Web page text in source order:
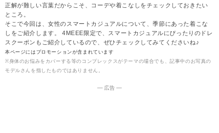
正解が難しい言葉だからこそ、コーデや着こなしをチェックしておきたい
ところ。
そこで今回は、女性のスマートカジュアルについて、季節にあった着こな
しをご紹介します。 4MEEE限定で、スマートカジュアルにぴったりのドレ
スクーポンもご紹介しているので、ぜひチェックしてみてくださいね♪
本ページにはプロモーションが含まれています
※身体のお悩みをカバーする等のコンプレックスがテーマの場合でも、記事中のお写真の
モデルさんを指したものではありません。
― 広告 ―